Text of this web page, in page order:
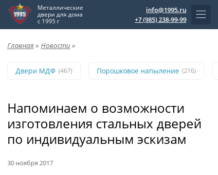
Металлические
двери для дома
с 1995 г
info@1995.ru
+7 (985) 238-99-99
Главная » Новости »
Двери МДФ (467) Порошковое напыление (216)
Напоминаем о возможности
изготовления стальных дверей
по индивидуальным эскизам
30 ноября 2017